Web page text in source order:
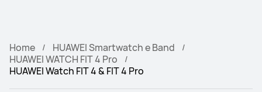
Home
HUAWEI Smartwatch e Band
HUAWEI WATCH FIT 4 Pro
HUAWEI Watch FIT 4 & FIT 4 Pro